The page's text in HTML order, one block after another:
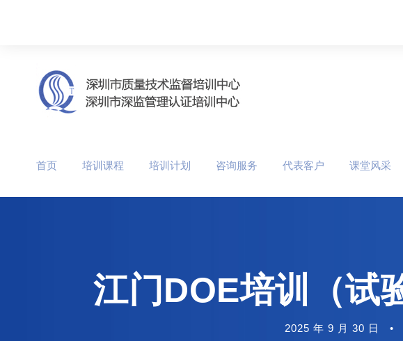
首页 培训课程 培训计划 咨询服务 代表客户 课堂风采
江门DOE培训（试
2025 年 9 月 30 日 •